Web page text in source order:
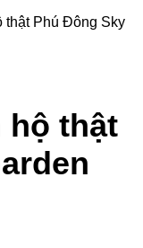
thật Phú Đông Sky
hộ thật